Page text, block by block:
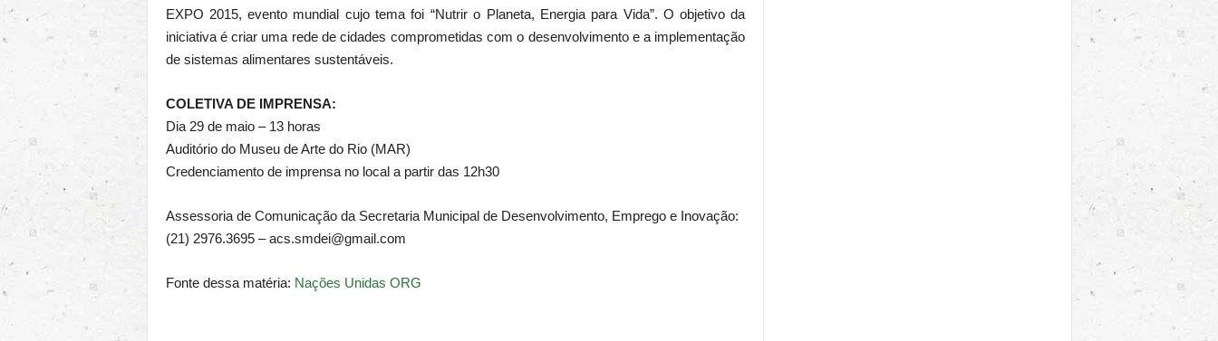
EXPO 2015, evento mundial cujo tema foi “Nutrir o Planeta, Energia para Vida”. O objetivo da
iniciativa é criar uma rede de cidades comprometidas com o desenvolvimento e a implementação
de sistemas alimentares sustentáveis.
COLETIVA DE IMPRENSA:
Dia 29 de maio – 13 horas
Auditório do Museu de Arte do Rio (MAR)
Credenciamento de imprensa no local a partir das 12h30
Assessoria de Comunicação da Secretaria Municipal de Desenvolvimento, Emprego e Inovação:
(21) 2976.3695 – acs.smdei@gmail.com
Fonte dessa matéria: Nações Unidas ORG